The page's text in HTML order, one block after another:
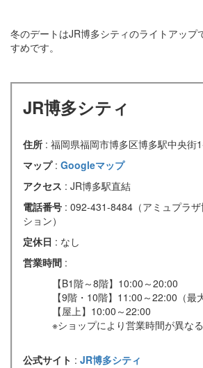
冬のデートはJR博多シティのライトアップ
すめです。
JR博多シティ
住所 : 福岡県福岡市博多区博多駅中央街
マップ : Googleマップ
アクセス : JR博多駅直結
電話番号 : 092-431-8484（アミュプラ
ション）
定休日 : なし
営業時間 :
【B1階～8階】10:00～20:00
【9階・10階】11:00～22:00（最
【屋上】10:00～22:00
※ショップにより営業時間が異な
公式サイト : JR博多シティ